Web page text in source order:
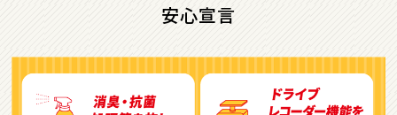
2
アルファード
安心宣言